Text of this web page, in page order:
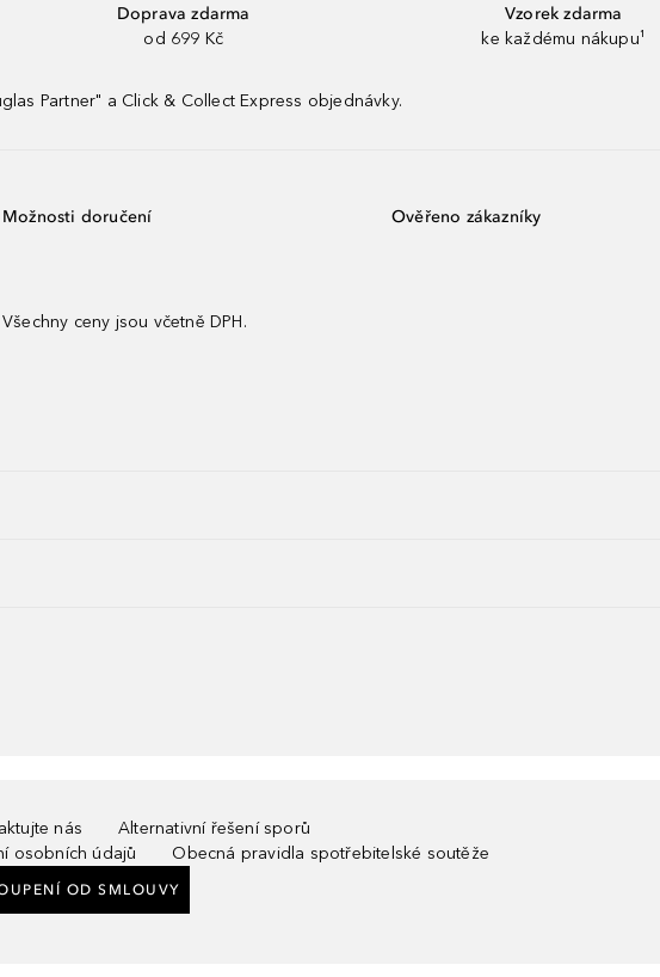
Doprava zdarma
od 699 Kč
Vzorek zdarma
ke každému nákupu¹
Partner" a Click & Collect Express objednávky.
Možnosti doručení
Všechny ceny jsou včetně DPH.
Ověřeno zákazníky
nás
Alternativní řešení sporů
osobních údajů
Obecná pravidla spotřebitelské soutěže
OD SMLOUVY